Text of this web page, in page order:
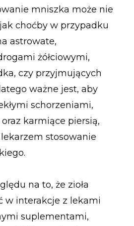
mniszka może nie
choćby w przypadku
astrowate,
żółciowymi,
czy przyjmujących
ważne jest, aby
schorzeniami,
karmiące piersią,
stosowanie
na to, że zioła
w interakcje z lekami
suplementami,